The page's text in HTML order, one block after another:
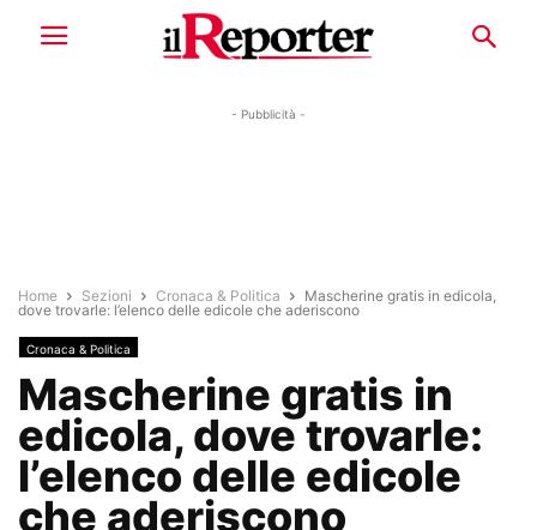
- Pubblicità -
Home Sezioni Cronaca & Politica
Mascherine gratis in edicola,
dove trovarle: l’elenco delle edicole che aderiscono
Cronaca & Politica
Mascherine gratis in
edicola, dove trovarle:
l’elenco delle edicole
che aderiscono